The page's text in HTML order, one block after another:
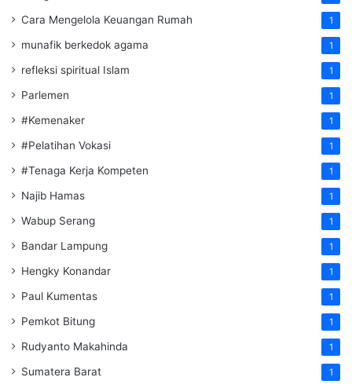
Cara Mengelola Keuangan Rumah 1
munafik berkedok agama 1
refleksi spiritual Islam 1
Parlemen 1
#Kemenaker 1
#Pelatihan Vokasi 1
#Tenaga Kerja Kompeten 1
Najib Hamas 1
Wabup Serang 1
Bandar Lampung 1
Hengky Konandar 1
Paul Kumentas 1
Pemkot Bitung 1
Rudyanto Makahinda 1
Sumatera Barat 1